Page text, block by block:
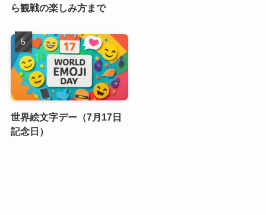
ら観戦の楽しみ方まで
世界絵文字デー（7月17日
記念日）